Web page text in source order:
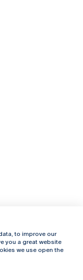
to improve our
you a great website
we use open the